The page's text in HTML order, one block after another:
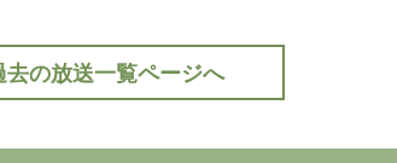
去の放送一覧ページへ
公式Twitter(外部サイト)